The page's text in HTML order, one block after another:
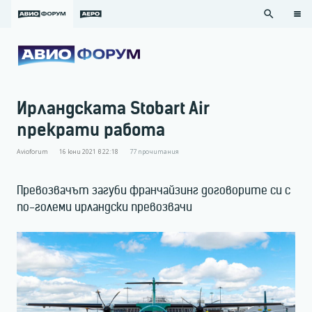
search
Ирландската Stobart Air
прекрати работа
Avioforum 16 юни 2021 в 22:18 77 прочитания
Превозвачът загуби франчайзинг договорите си с
по-големи ирландски превозвачи